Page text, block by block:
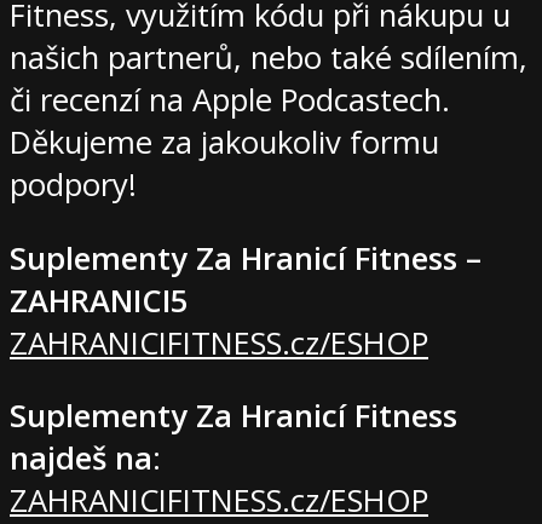
Fitness, využitím kódu při nákupu u
našich partnerů, nebo také sdílením,
či recenzí na Apple Podcastech.
Děkujeme za jakoukoliv formu
podpory!
Suplementy Za Hranicí Fitness –
ZAHRANICI5
ZAHRANICIFITNESS.cz/ESHOP
Suplementy Za Hranicí Fitness
najdeš na:
ZAHRANICIFITNESS.cz/ESHOP